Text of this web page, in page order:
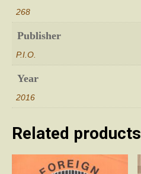
268
Publisher
P.I.O.
Year
2016
Related products